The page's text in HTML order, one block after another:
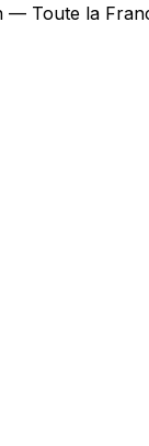
— Toute la